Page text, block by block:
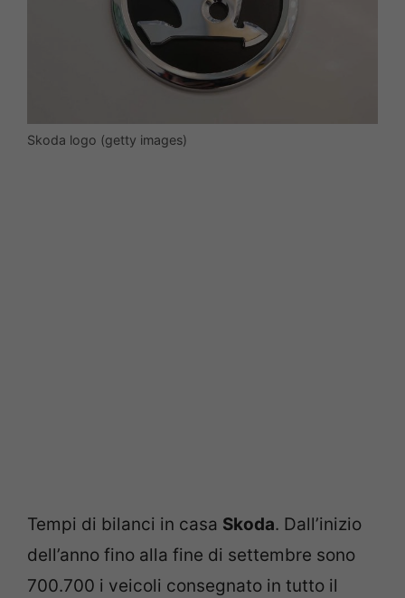
Skoda logo (getty images)
Tempi di bilanci in casa Skoda. Dall’inizio
dell’anno fino alla fine di settembre sono
700.700 i veicoli consegnato in tutto il